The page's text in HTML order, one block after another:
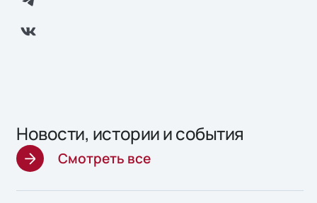
Новости, истории и события
Смотреть все